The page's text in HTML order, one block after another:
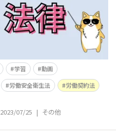
学習
動画
労働安全衛生法 労働契約法
2023/07/25 | その他